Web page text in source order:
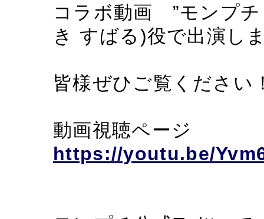
コラボ動画 ”モンプ
き すばる)役で出演し
皆様ぜひご覧ください
動画視聴ページ
https://youtu.be/